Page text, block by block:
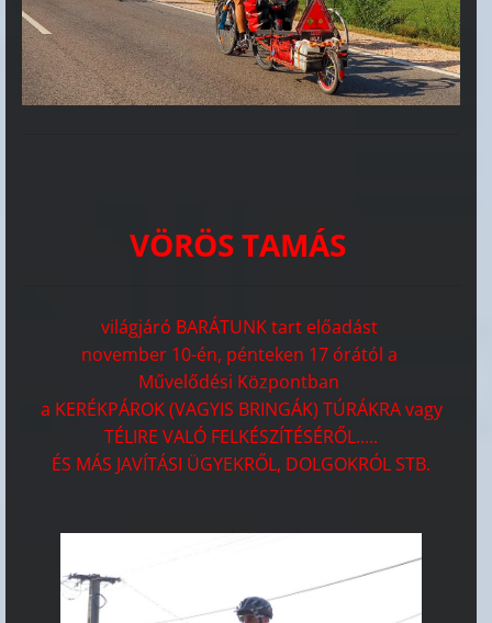
VÖRÖS TAMÁS
világjáró BARÁTUNK tart előadást
november 10-én, pénteken 17 órától a
Művelődési Központban
a KERÉKPÁROK (VAGYIS BRINGÁK) TÚRÁKRA vagy
TÉLIRE VALÓ FELKÉSZÍTÉSÉRŐL.....
ÉS MÁS JAVÍTÁSI ÜGYEKRŐL, DOLGOKRÓL STB.